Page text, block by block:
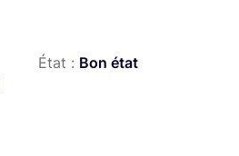
État : Bon état